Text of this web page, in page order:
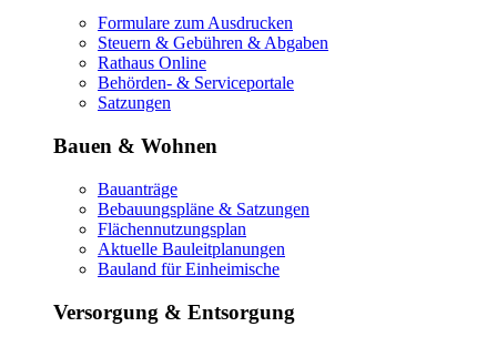
Formulare zum Ausdrucken
Steuern & Gebühren & Abgaben
Rathaus Online
Behörden- & Serviceportale
Satzungen
Bauen & Wohnen
Bauanträge
Bebauungspläne & Satzungen
Flächennutzungsplan
Aktuelle Bauleitplanungen
Bauland für Einheimische
Versorgung & Entsorgung